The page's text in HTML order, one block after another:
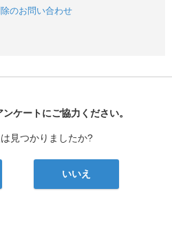
のお問い合わせ
ケートにご協力ください。
見つかりましたか?
いいえ